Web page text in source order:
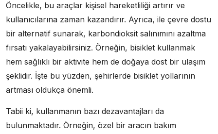
Öncelikle, bu araçlar kişisel hareketliliği artırır ve
kullanıcılarına zaman kazandırır. Ayrıca, ile çevre dostu
bir alternatif sunarak, karbondioksit salınımını azaltma
fırsatı yakalayabilirsiniz. Örneğin, bisiklet kullanmak
hem sağlıklı bir aktivite hem de doğaya dost bir ulaşım
şeklidir. İşte bu yüzden, şehirlerde bisiklet yollarının
artması oldukça önemli.
Tabii ki, kullanmanın bazı dezavantajları da
bulunmaktadır. Örneğin, özel bir aracın bakım